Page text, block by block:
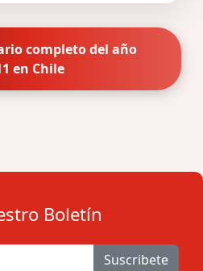
completo del año
en Chile
Boletín
Suscribete